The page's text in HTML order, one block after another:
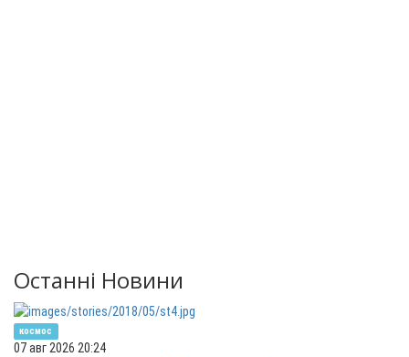
Останні Новини
космос
07 авг 2026 20:24